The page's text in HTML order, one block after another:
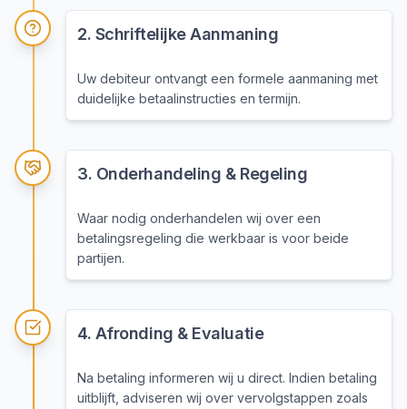
2. Schriftelijke Aanmaning
Uw debiteur ontvangt een formele aanmaning met
duidelijke betaalinstructies en termijn.
3. Onderhandeling & Regeling
Waar nodig onderhandelen wij over een
betalingsregeling die werkbaar is voor beide
partijen.
4. Afronding & Evaluatie
Na betaling informeren wij u direct. Indien betaling
uitblijft, adviseren wij over vervolgstappen zoals